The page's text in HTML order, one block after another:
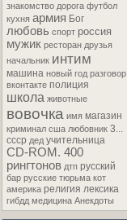
знакомство дорога футбол
кухня армия Бог
любовь спорт россия
мужик ресторан друзья
начальник интим
машина новый год разговор
вконтакте полиция
школа животные
вовочка имя магазин
криминал сша любовник 3...
ссср дед учительница
CD-ROM. 400
рингтонов дтп русский
бар русские тюрьма кот
америка религия лексика
гибдд медицина Анекдоты